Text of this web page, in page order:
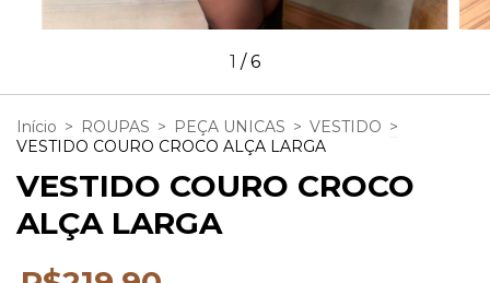
1 /6
Início > ROUPAS > PEÇA UNICAS > VESTIDO >
VESTIDO COURO CROCO ALÇA LARGA
VESTIDO COURO CROCO
ALÇA LARGA